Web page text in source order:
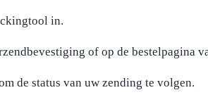
in.
of op de bestelpagina
de status van uw zending te volgen.